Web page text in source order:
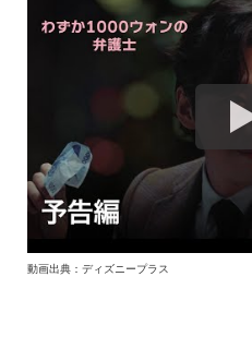
動画出典：ディズニープラス